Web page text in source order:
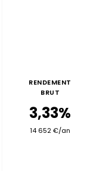
RENDEMENT
BRUT
3,33%
14 652 €/an